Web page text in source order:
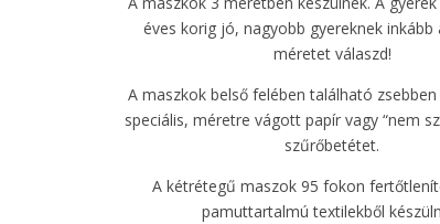
éves korig jó, nagyobb gyereknek inkább
méretet válaszd!
A maszkok belső felében található
speciális, méretre vágott papír vagy “nem
szűrőbetétet.
A kétrétegű maszok 95 fokon
pamuttartalmú textilekből